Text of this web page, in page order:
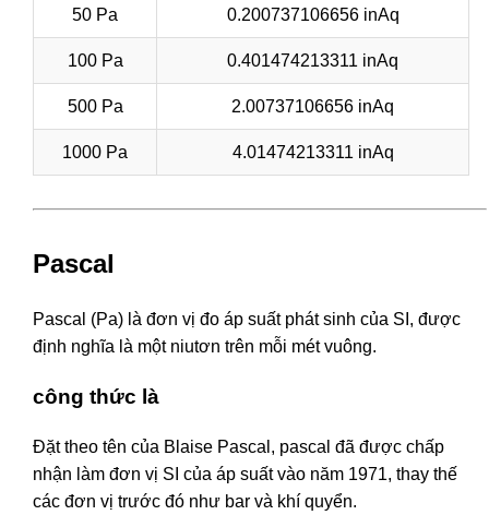
50 Pa 0.200737106656 inAq
100 Pa 0.401474213311 inAq
500 Pa 2.00737106656 inAq
1000 Pa 4.01474213311 inAq
Pascal
Pascal (Pa) là đơn vị đo áp suất phát sinh của SI, được
định nghĩa là một niutơn trên mỗi mét vuông.
công thức là
Đặt theo tên của Blaise Pascal, pascal đã được chấp
nhận làm đơn vị SI của áp suất vào năm 1971, thay thế
các đơn vị trước đó như bar và khí quyển.